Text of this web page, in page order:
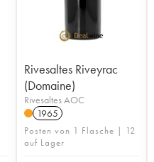
Rivesaltes Riveyrac
(Domaine)
Rivesaltes AOC
1965
Posten von 1 Flasche | 12
auf Lager